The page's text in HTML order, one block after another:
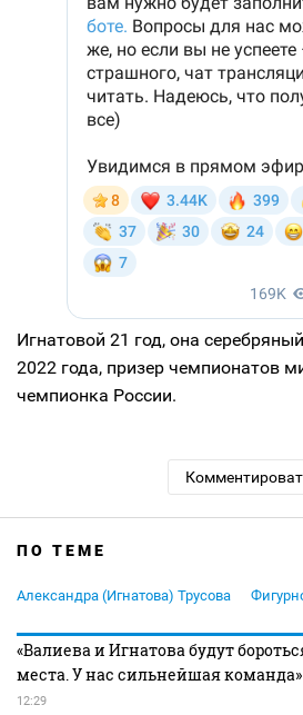
Игнатовой 21 год, она
2022 года, призер чемпионатов
чемпионка России.
ПО ТЕМЕ
Александра (Игнатова) Трусова
«Валиева и Игнатова будут
места. У нас сильнейшая
12:29